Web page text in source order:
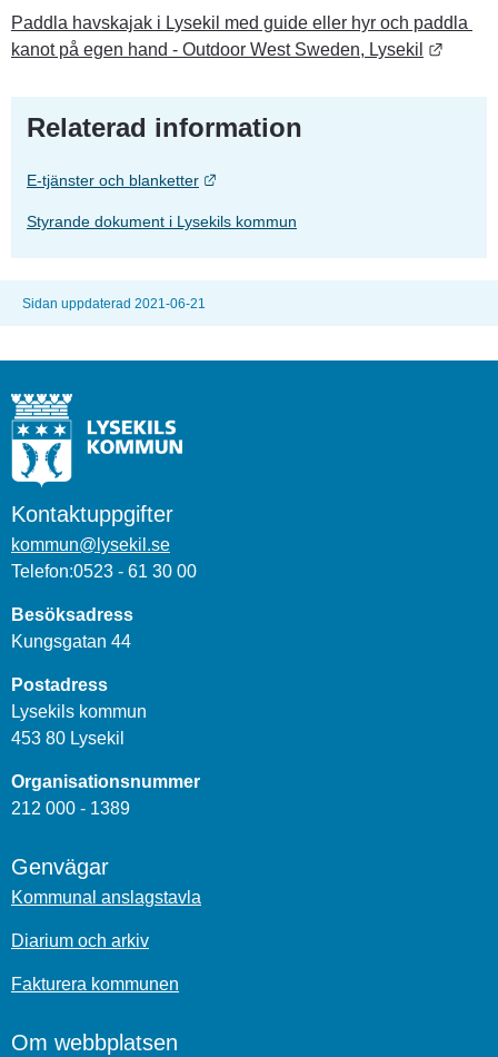
Paddla havskajak i Lysekil med guide eller hyr och paddla
kanot på egen hand - Outdoor West Sweden, Lysekil
Relaterad information
E-tjänster och blanketter Länk till annan webbplats.
Styrande dokument i Lysekils kommun
Sidan uppdaterad 2021-06-21
Kontaktuppgifter
kommun@lysekil.se
Telefon:0523 - 61 30 00
Besöksadress
Kungsgatan 44
Postadress
Lysekils kommun
453 80 Lysekil
Organisationsnummer
212 000 - 1389
Genvägar
Kommunal anslagstavla
Diarium och arkiv
Fakturera kommunen
Om webbplatsen